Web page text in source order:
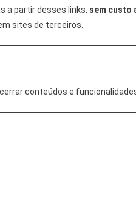
a partir desses links, sem custo
sites de terceiros.
conteúdos e